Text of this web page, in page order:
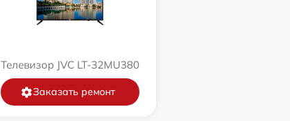
Телевизор JVC LT-32MU380
Заказать ремонт